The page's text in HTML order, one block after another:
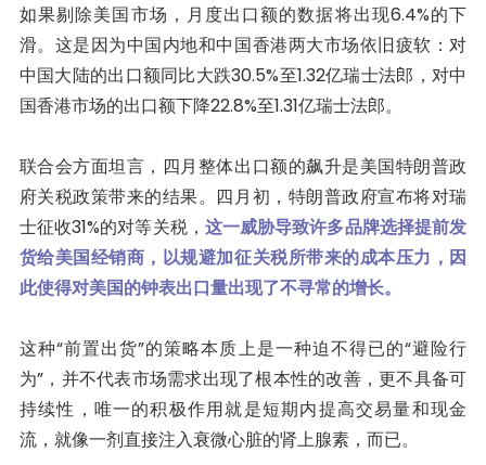
如果剔除美国市场，月度出口额的数据将出现6.4%的下
滑。这是因为中国内地和中国香港两大市场依旧疲软：对
中国大陆的出口额同比大跌30.5%至1.32亿瑞士法郎，对中
国香港市场的出口额下降22.8%至1.31亿瑞士法郎。
联合会方面坦言，四月整体出口额的飙升是美国特朗普政
府关税政策带来的结果。四月初，特朗普政府宣布将对瑞
士征收31%的对等关税， 这一威胁导致许多品牌选择提前发
货给美国经销商，以规避加征关税所带来的成本压力，因
此使得对美国的钟表出口量出现了不寻常的增长。
这种“前置出货”的策略本质上是一种迫不得已的“避险行
为”，并不代表市场需求出现了根本性的改善，更不具备可
持续性，唯一的积极作用就是短期内提高交易量和现金
流，就像一剂直接注入衰微心脏的肾上腺素，而已。